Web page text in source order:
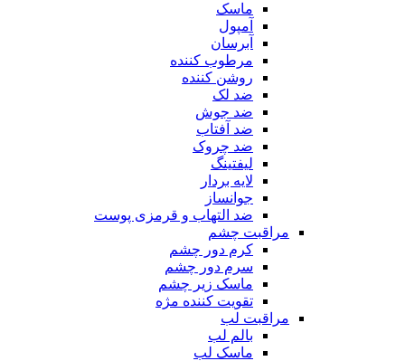
ماسک
آمپول
آبرسان
مرطوب کننده
روشن کننده
ضد لک
ضد جوش
ضد آفتاب
ضد چروک
لیفتینگ
لایه بردار
جوانساز
ضد التهاب و قرمزی پوست
مراقبت چشم
کرم دور چشم
سرم دور چشم
ماسک زیر چشم
تقویت کننده مژه
مراقبت لب
بالم لب
ماسک لب